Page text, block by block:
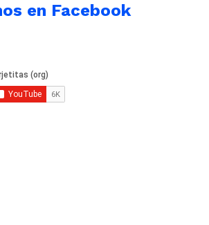
en Facebook